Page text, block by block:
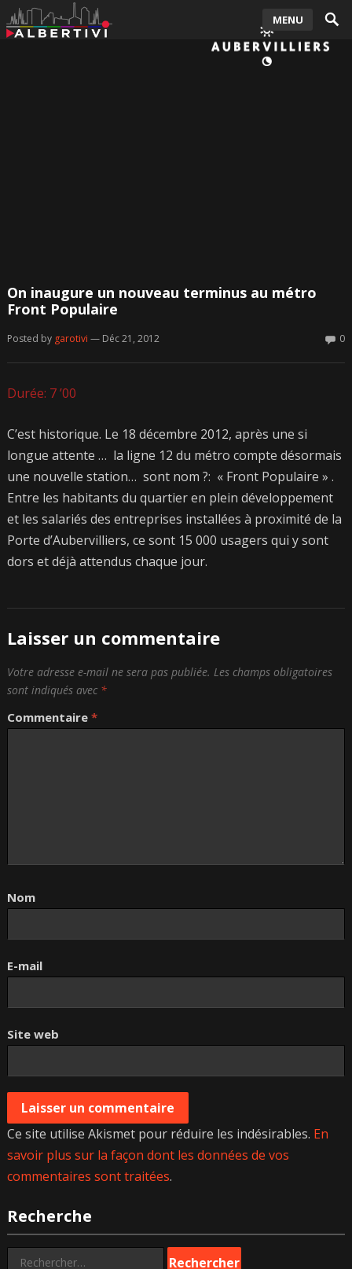
MENU
On inaugure un nouveau terminus au métro
Front Populaire
Posted by garotivi — Déc 21, 2012 0
Durée: 7 ’00
C’est historique. Le 18 décembre 2012, après une si
longue attente … la ligne 12 du métro compte désormais
une nouvelle station… sont nom ?: « Front Populaire » .
Entre les habitants du quartier en plein développement
et les salariés des entreprises installées à proximité de la
Porte d’Aubervilliers, ce sont 15 000 usagers qui y sont
dors et déjà attendus chaque jour.
Laisser un commentaire
Votre adresse e-mail ne sera pas publiée. Les champs obligatoires
sont indiqués avec *
Commentaire *
Nom
E-mail
Site web
Ce site utilise Akismet pour réduire les indésirables. En
savoir plus sur la façon dont les données de vos
commentaires sont traitées.
Recherche
Rechercher :